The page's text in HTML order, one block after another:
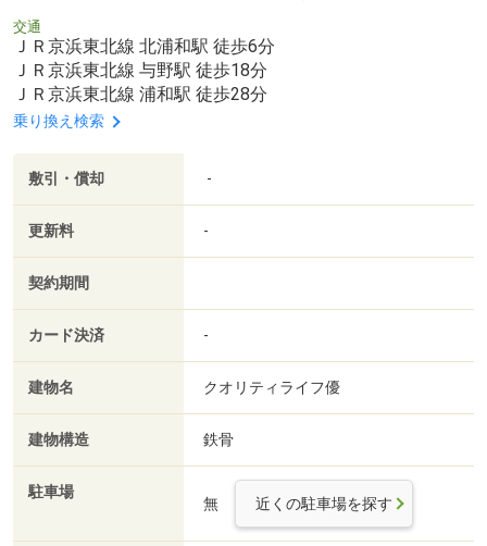
交通
ＪＲ京浜東北線 北浦和駅 徒歩6分
ＪＲ京浜東北線 与野駅 徒歩18分
ＪＲ京浜東北線 浦和駅 徒歩28分
乗り換え検索
敷引・償却 -
更新料 -
契約期間
カード決済 -
建物名 クオリティライフ優
建物構造 鉄骨
駐車場
無 近くの駐車場を探す